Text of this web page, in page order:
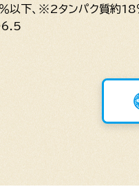
以下、※2タンパク質約
6.5